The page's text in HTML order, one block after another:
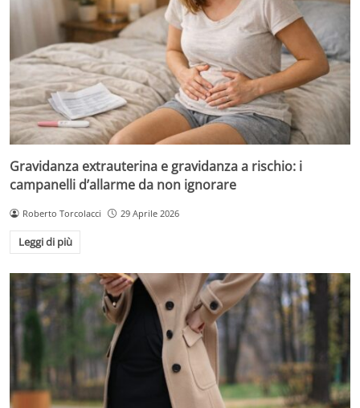
Gravidanza extrauterina e gravidanza a rischio: i
campanelli d’allarme da non ignorare
Roberto Torcolacci 29 Aprile 2026
Leggi di più